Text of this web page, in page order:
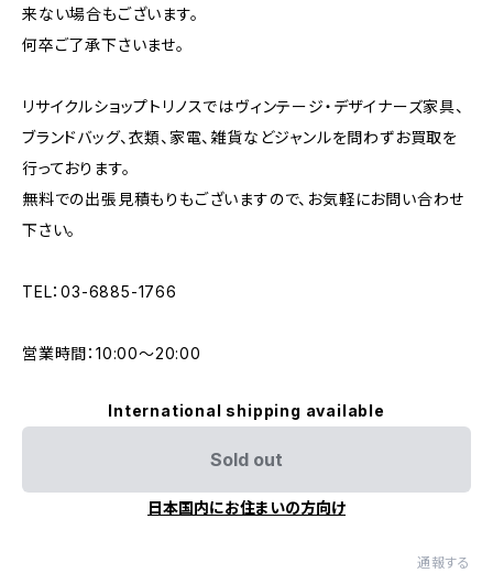
来ない場合もございます。
何卒ご了承下さいませ。
リサイクルショップトリノスではヴィンテージ・デザイナーズ家具、
ブランドバッグ、衣類、家電、雑貨などジャンルを問わずお買取を
行っております。
無料での出張見積もりもございますので、お気軽にお問い合わせ
下さい。
TEL：03-6885-1766
営業時間：10:00〜20:00
International shipping available
Sold out
日本国内にお住まいの方向け
通報する